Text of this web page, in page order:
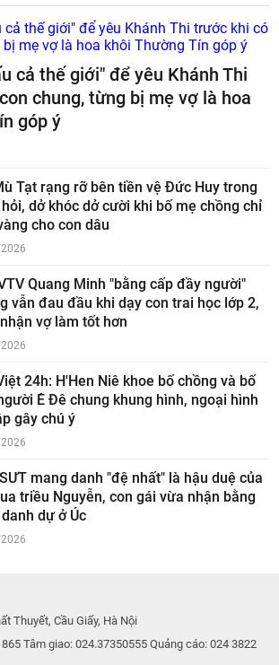
cả thế giới" để yêu Khánh Thi
chung, từng bị mẹ vợ là hoa
góp ý
Tạt rạng rỡ bên tiền vệ Đức Huy trong
hỏi, dở khóc dở cười khi bố mẹ chồng chỉ
cho con dâu
Quang Minh "bằng cấp đầy người"
vẫn đau đầu khi dạy con trai học lớp 2,
vợ làm tốt hơn
24h: H'Hen Niê khoe bố chồng và bố
Ê Đê chung khung hình, ngoại hình
gây chú ý
mang danh "đệ nhất" là hậu duệ của
triều Nguyễn, con gái vừa nhận bằng
dự ở Úc
Thuyết, Cầu Giấy, Hà Nội
Tâm giao: 024.37350555 Quảng cáo: 024 3822